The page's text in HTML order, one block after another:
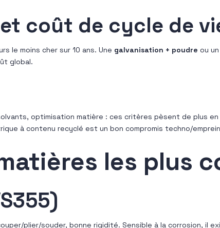
coût de cycle de
le moins cher sur 10 ans. Une galvanisation + poudre ou
global.
optimisation matière : ces critères pèsent de plus en
à contenu recyclé est un bon compromis techno/
les plus
plier/souder, bonne rigidité. Sensible à la corrosion, il